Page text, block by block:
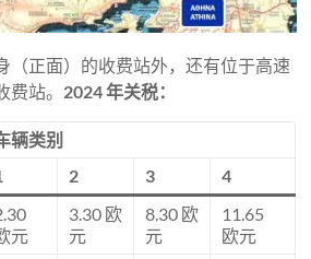
（正面）的收费站外，还有位于高速
站。 2024 年关税：
辆类别
2 3
4
元
3.30 欧
元
8.30 欧
元
11.65
欧元